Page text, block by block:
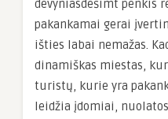
devyniasdešimt penkis
pakankamai gerai
išties labai nemažas.
dinamiškas miestas,
turistų, kurie yra
leidžia įdomiai,